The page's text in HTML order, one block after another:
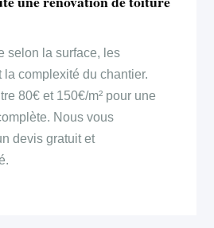
selon la surface, les
la complexité du chantier.
80€ et 150€/m² pour une
Nous vous
devis gratuit et